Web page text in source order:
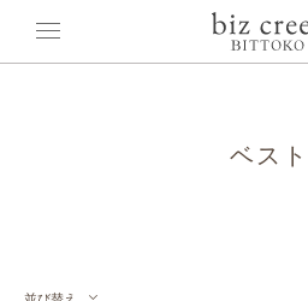
アウター
ベスト